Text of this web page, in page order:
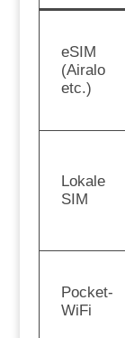
eSIM
(Airalo
etc.)
Lokale
SIM
Pocket-
WiFi